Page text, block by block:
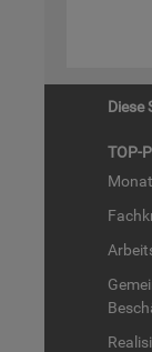
Diese
TOP-